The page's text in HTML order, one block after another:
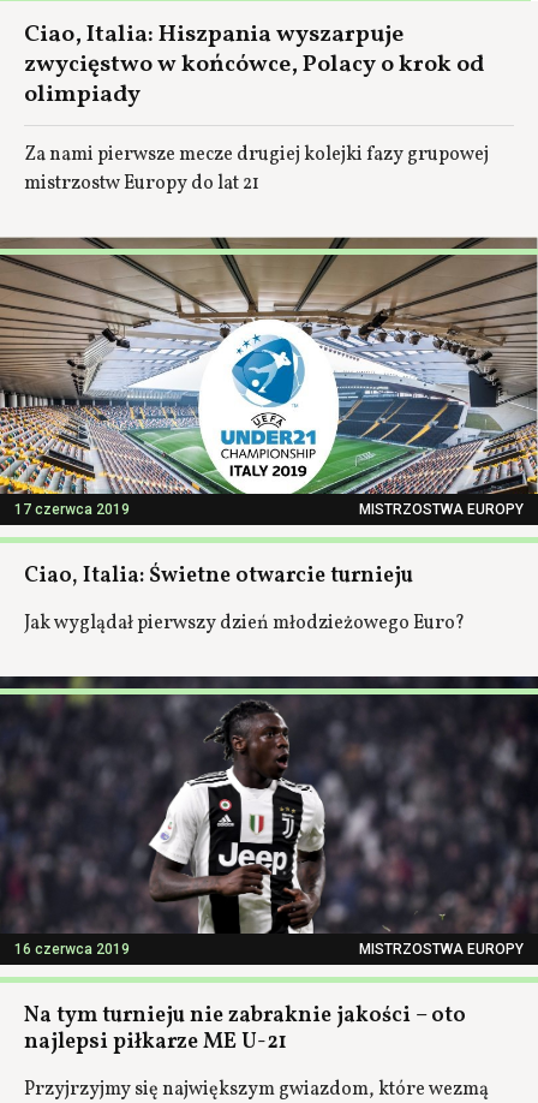
Ciao, Italia: Hiszpania wyszarpuje
zwycięstwo w końcówce, Polacy o krok od
olimpiady
Za nami pierwsze mecze drugiej kolejki fazy grupowej
mistrzostw Europy do lat 21
17 czerwca 2019 MISTRZOSTWA EUROPY
Ciao, Italia: Świetne otwarcie turnieju
Jak wyglądał pierwszy dzień młodzieżowego Euro?
16 czerwca 2019 MISTRZOSTWA EUROPY
Na tym turnieju nie zabraknie jakości – oto
najlepsi piłkarze ME U-21
Przyjrzyjmy się największym gwiazdom, które wezmą